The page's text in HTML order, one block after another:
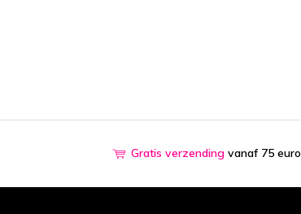
Gratis verzending vanaf 75 euro